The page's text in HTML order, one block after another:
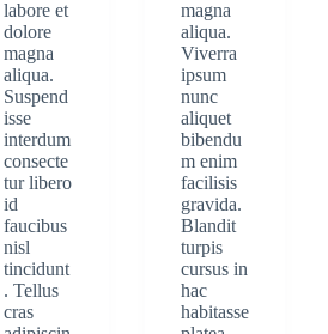
labore et
dolore
magna
aliqua.
Suspend
isse
interdum
consecte
tur libero
id
faucibus
nisl
tincidunt
. Tellus
cras
magna
aliqua.
Viverra
ipsum
nunc
aliquet
bibendu
m enim
facilisis
gravida.
Blandit
turpis
cursus in
hac
habitasse